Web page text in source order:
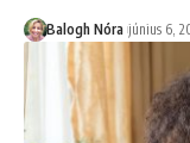
Balogh Nóra június 6,